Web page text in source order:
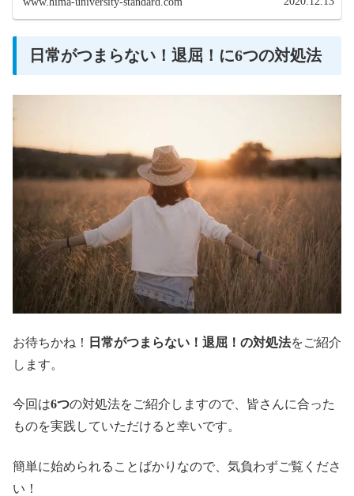
日常がつまらない！退屈！に6つの対処法
お待ちかね！ 日常がつまらない！退屈！の対処法をご紹介
します。
今回は6つの対処法をご紹介しますので、皆さんに合った
ものを実践していただけると幸いです。
簡単に始められることばかりなので、気負わずご覧くださ
い！